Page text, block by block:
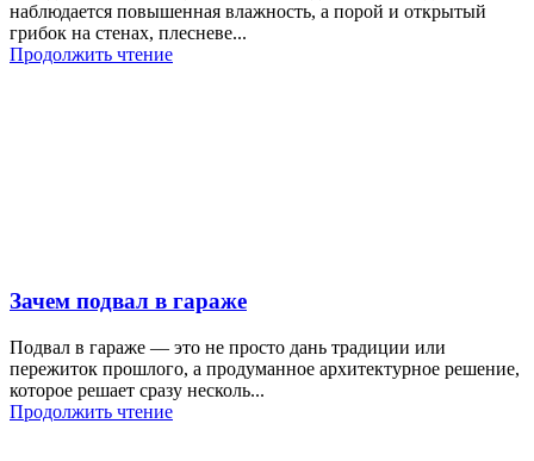
наблюдается повышенная влажность, а порой и открытый
грибок на стенах, плесневе...
Продолжить чтение
Зачем подвал в гараже
Подвал в гараже — это не просто дань традиции или
пережиток прошлого, а продуманное архитектурное решение,
которое решает сразу несколь...
Продолжить чтение